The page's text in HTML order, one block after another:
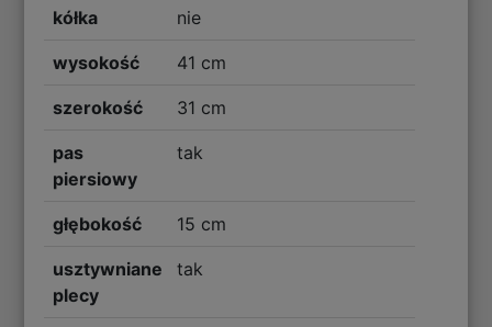
kółka nie
wysokość 41 cm
szerokość 31 cm
pas
piersiowy
tak
głębokość 15 cm
usztywniane
plecy
tak